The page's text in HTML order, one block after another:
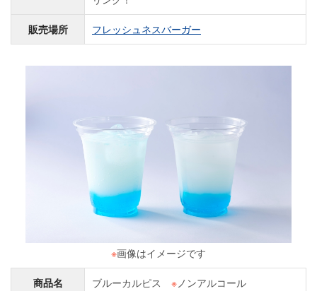
販売場所 フレッシュネスバーガー
※画像はイメージです
商品名 ブルーカルピス ※ノンアルコール